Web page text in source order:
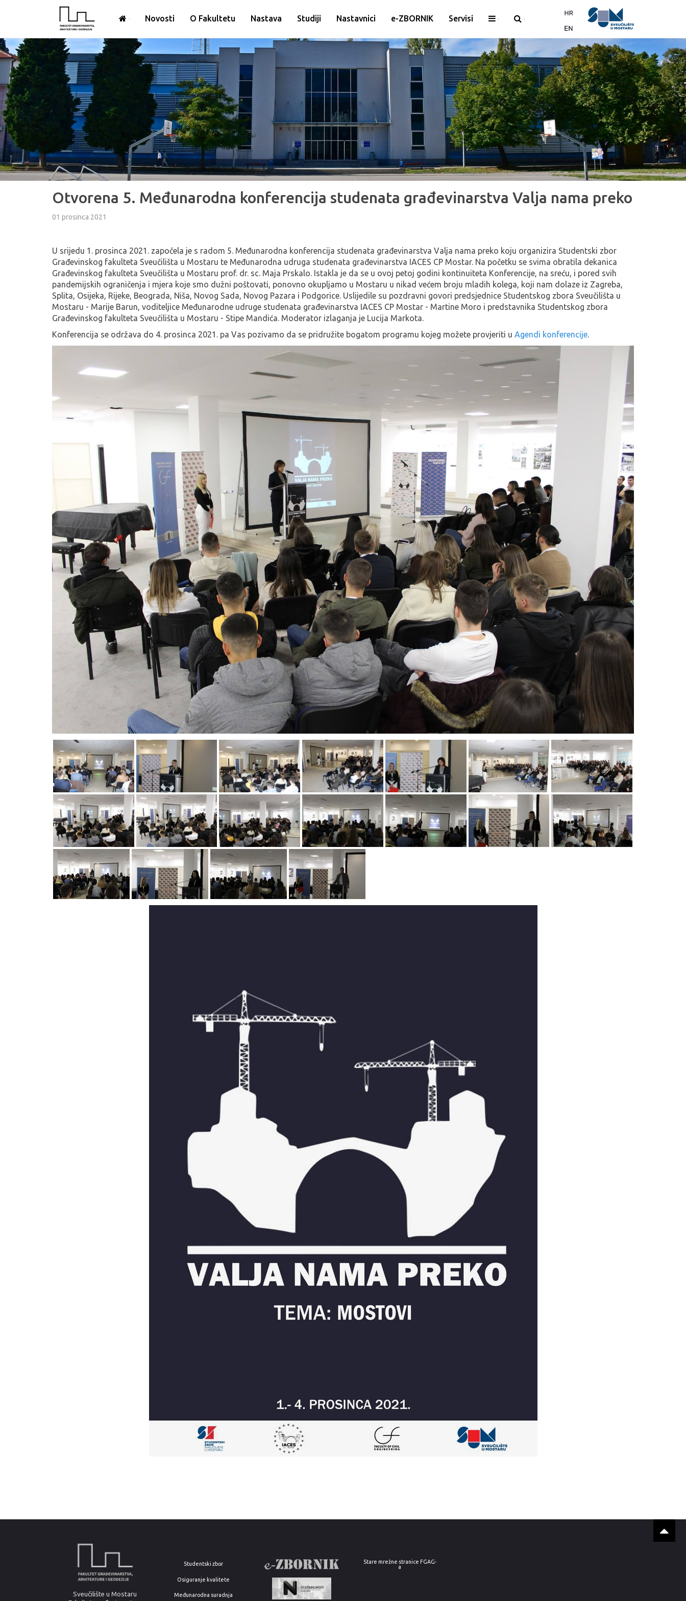
Novosti O Fakultetu Nastava Studiji Nastavnici e-ZBORNIK Servisi
Otvorena 5. Međunarodna konferencija studenata građevinarstva Valja nama preko
01 prosinca 2021
U srijedu 1. prosinca 2021. započela je s radom 5. Međunarodna konferencija studenata građevinarstva Valja nama preko koju organizira Studentski zbor
Građevinskog fakulteta Sveučilišta u Mostaru te Međunarodna udruga studenata građevinarstva IACES CP Mostar. Na početku se svima obratila dekanica
Građevinskog fakulteta Sveučilišta u Mostaru prof. dr. sc. Maja Prskalo. Istakla je da se u ovoj petoj godini kontinuiteta Konferencije, na sreću, i pored svih
pandemijskih ograničenja i mjera koje smo dužni poštovati, ponovno okupljamo u Mostaru u nikad većem broju mladih kolega, koji nam dolaze iz Zagreba,
Splita, Osijeka, Rijeke, Beograda, Niša, Novog Sada, Novog Pazara i Podgorice. Uslijedile su pozdravni govori predsjednice Studentskog zbora Sveučilišta u
Mostaru - Marije Barun, voditeljice Međunarodne udruge studenata građevinarstva IACES CP Mostar - Martine Moro i predstavnika Studentskog zbora
Građevinskog fakulteta Sveučilišta u Mostaru - Stipe Mandića. Moderator izlaganja je Lucija Markota.
Konferencija se održava do 4. prosinca 2021. pa Vas pozivamo da se pridružite bogatom programu kojeg možete provjeriti u Agendi konferencije.
Sveučilište u Mostaru
Studentski zbor
Osiguranje kvalitete
Međunarodna suradnja
Stare mrežne stranice FGAG-
a